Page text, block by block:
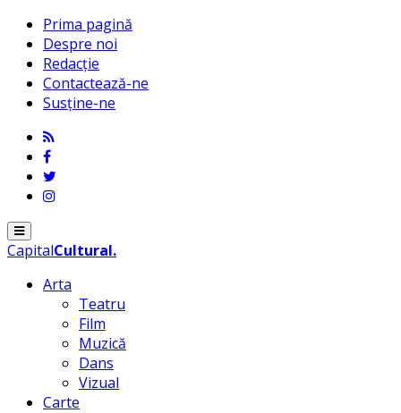
Prima pagină
Despre noi
Redacție
Contactează-ne
Susține-ne
Menu
CapitalCultural.
Arta
Teatru
Film
Muzică
Dans
Vizual
Carte